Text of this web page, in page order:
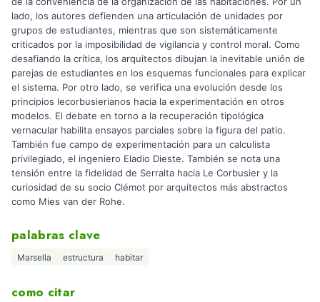
lado, los autores defienden una articulación de unidades por
grupos de estudiantes, mientras que son sistemáticamente
criticados por la imposibilidad de vigilancia y control moral. Como
desafiando la crítica, los arquitectos dibujan la inevitable unión de
parejas de estudiantes en los esquemas funcionales para explicar
el sistema. Por otro lado, se verifica una evolución desde los
principios lecorbusierianos hacia la experimentación en otros
modelos. El debate en torno a la recuperación tipológica
vernacular habilita ensayos parciales sobre la figura del patio.
También fue campo de experimentación para un calculista
privilegiado, el ingeniero Eladio Dieste. También se nota una
tensión entre la fidelidad de Serralta hacia Le Corbusier y la
curiosidad de su socio Clémot por arquitectos más abstractos
como Mies van der Rohe.
palabras clave
Marsella estructura habitar
como citar